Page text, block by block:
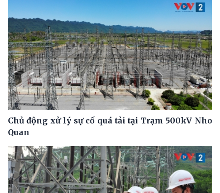
Chủ động xử lý sự cố quá tải tại Trạm 500kV Nho
Quan